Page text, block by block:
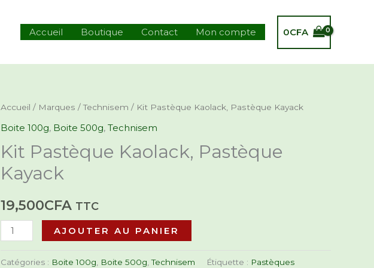
Accueil Boutique Contact Mon compte 0CFA
Accueil / Marques /Technisem / Kit Pastèque Kaolack, Pastèque Kayack
Boite 100g, Boite 500g, Technisem
Kit Pastèque Kaolack, Pastèque
Kayack
19,500CFA TTC
quantité
de
Pastèque
Kaolack,
Kayack
AJOUTER AU PANIER
Catégories : Boite 100g Boite 500g ,Technisem Étiquette : Pastèques